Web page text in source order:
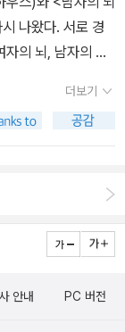
건 아니다. 우두머
아이였다. 이 아이
자기 힘을 과시했
를 해보니, 우두머
에서 차지한 순위
에는
시작하여 후에 호
의 작은 고환이 뇌
와 임상 경험을 통
나왔다. 서로 경
의 뇌, 남자의 뇌
나, ‘남자의 뇌와
회적인 맥락에서
를 탐구하는 분야
고 마음과 행동의
것이다. 마음이나
마음이나 사회적
더보기
안내 PC 버전